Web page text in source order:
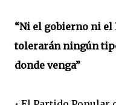
“Ni el gobierno ni el
tolerarán ningún
donde venga”